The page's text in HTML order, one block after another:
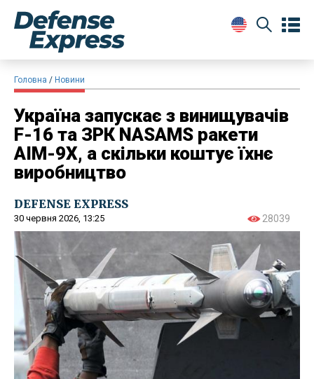
Головна Новини
Україна запускає з винищувачів
F-16 та ЗРК NASAMS ракети
AIM-9X, а скільки коштує їхнє
виробництво
DEFENSE EXPRESS
30 червня 2026, 13:25 28039